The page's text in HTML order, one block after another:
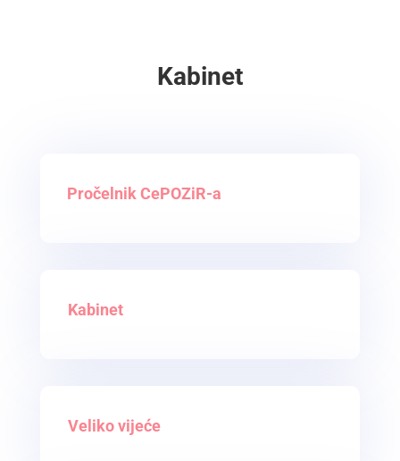
Kabinet
Pročelnik CePOZiR-a
Kabinet
Veliko vijeće